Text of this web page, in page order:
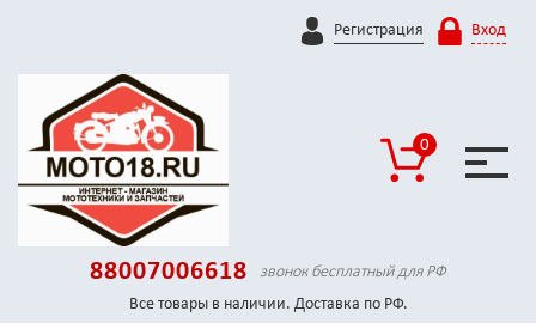
Регистрация Вход
0
88007006618
звонок бесплатный для РФ
Все товары в наличии. Доставка по РФ.